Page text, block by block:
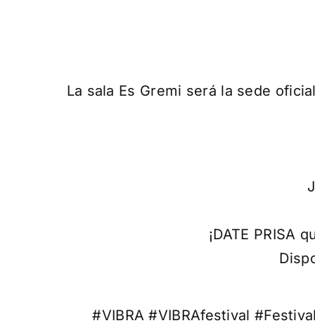
La sala Es Gremi será la sede
¡DATE PRISA
#VIBRA #VIBRAfestival